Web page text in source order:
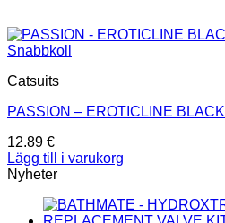
Snabbkoll
Catsuits
PASSION – EROTICLINE
12.89 €
Lägg till i varukorg
Nyheter